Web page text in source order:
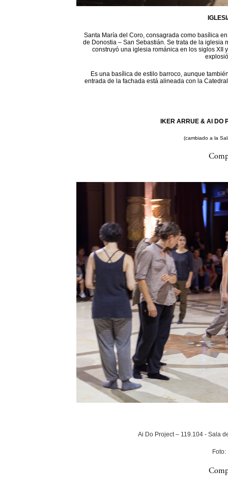
Santa María del Coro, consagrada como basílica
de Donostia – San Sebastián. Se trata de la iglesia
construyó una iglesia románica en los siglos XII
Es una basílica de estilo barroco, aunque
entrada de la fachada está alineada con la
IKER ARRUE & AI DO
(cambiado a la
Ai Do Project – 119.104 - Sala